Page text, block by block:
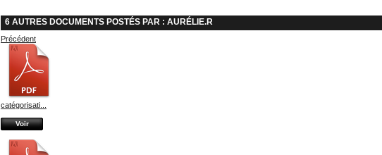
6 AUTRES DOCUMENTS POSTÉS PAR : AURÉLIE.R
Précédent
catégorisati...
Voir